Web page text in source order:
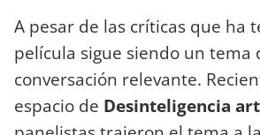
A pesar de las críticas que ha
película sigue siendo un tema
conversación relevante.
espacio de Desinteligencia